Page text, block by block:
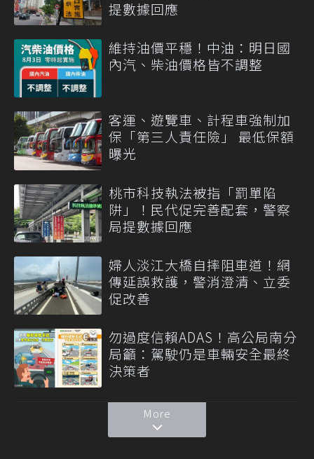
提數據回應
維持油價平穩！中油：明日國
內汽、柴油價格皆不調整
客運、遊覽車、計程車強制加
保「第三人責任險」 最低保額
曝光
桃市科技執法被指「罰單陷
阱」！民代促完善配套，警察
局提數據回應
婦人淡江大橋自摔阻車道！網
傳延誤救護，警消澄清、立委
促改善
勿過度信賴ADAS！高公局南分
局籲：駕駛仍是車輛安全最終
決策者
More